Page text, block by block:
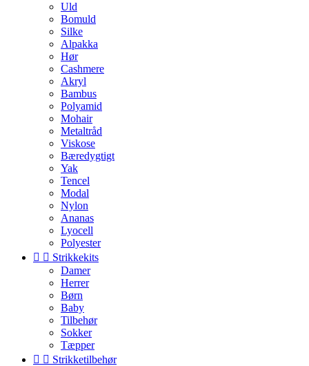
Uld
Bomuld
Silke
Alpakka
Hør
Cashmere
Akryl
Bambus
Polyamid
Mohair
Metaltråd
Viskose
Bæredygtigt
Yak
Tencel
Modal
Nylon
Ananas
Lyocell
Polyester
  Strikkekits
Damer
Herrer
Børn
Baby
Tilbehør
Sokker
Tæpper
  Strikketilbehør